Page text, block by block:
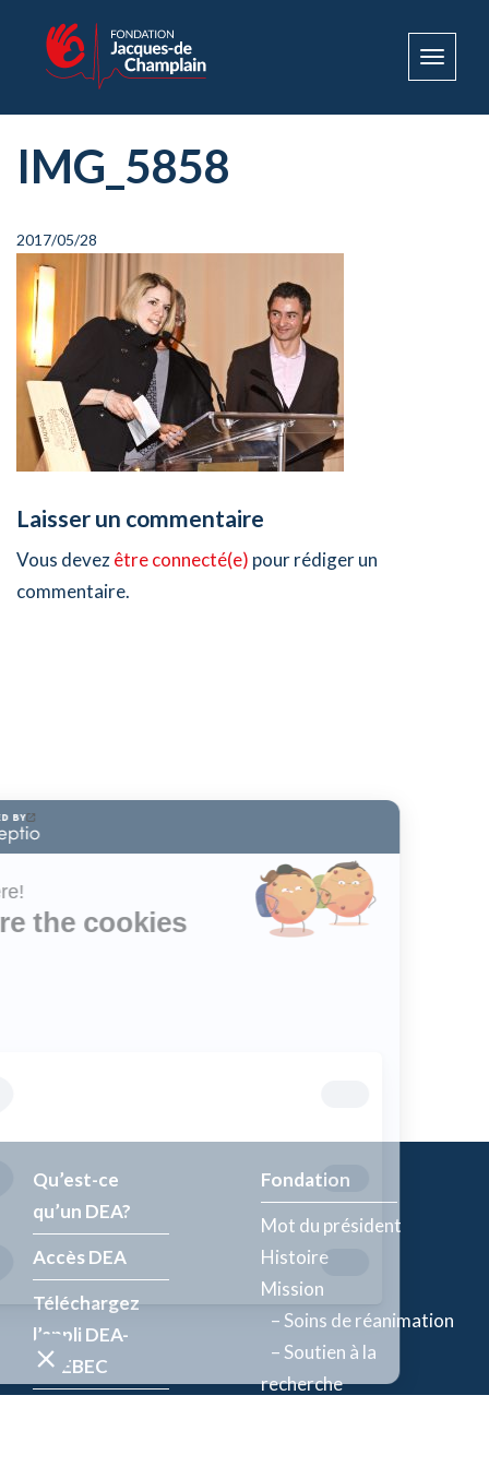
Toggle
IMG_5858
2017/05/28
Laisser un commentaire
Vous devezêtre connecté(e) pour rédiger un
commentaire.
Qu’est-ce
qu’un DEA?
Accès DEA
Téléchargez
l’appli DEA-
QUÉBEC
Fondation
Mot du président
Histoire
Mission
– Soins de réanimation
– Soutien à la
recherche